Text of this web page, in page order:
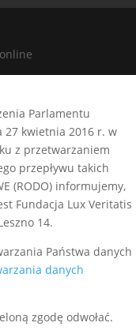
Parlamentu
27 kwietnia 2016 r. w
z przetwarzaniem
przepływu takich
(RODO) informujemy,
Fundacja Lux Veritatis
14.
Państwa danych
danych
zgodę odwołać.